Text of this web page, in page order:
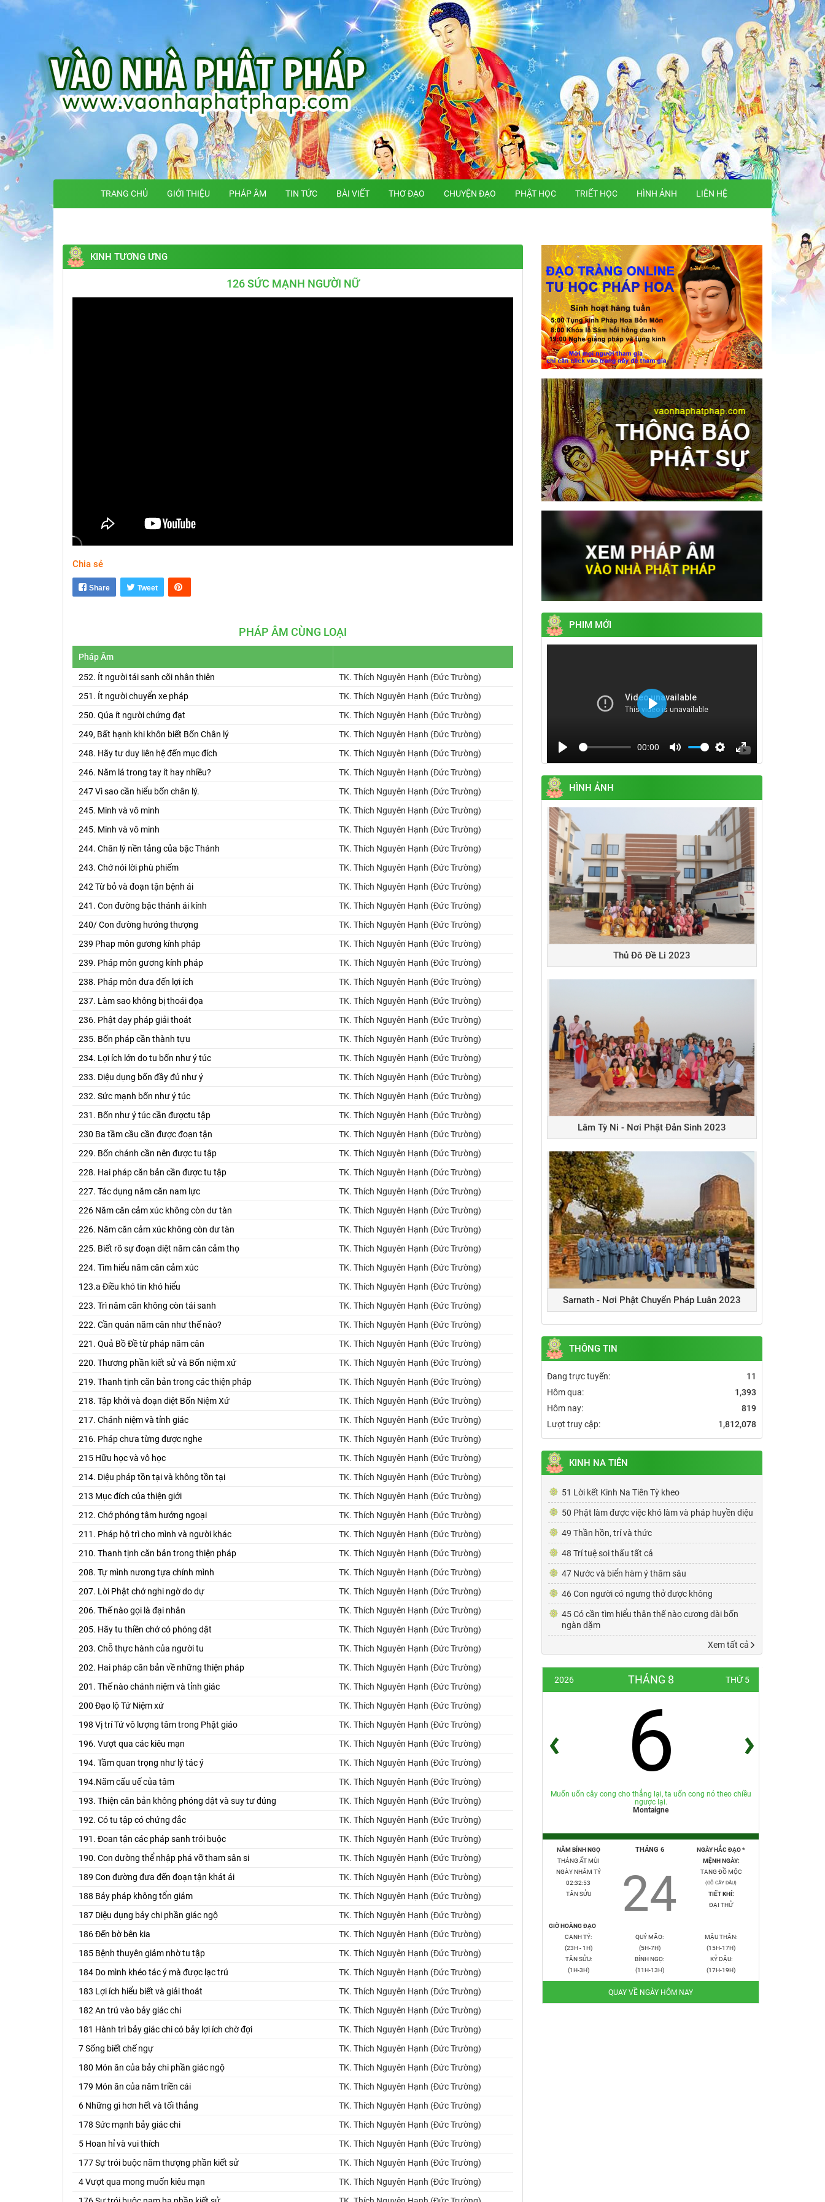
TRANG CHỦ GIỚI THIỆU PHÁP ÂM TIN TỨC BÀI VIẾT THƠ ĐẠO CHUYỆN ĐẠO PHẬT HỌC TRIẾT HỌC HÌNH ẢNH LIÊN HỆ
KINH TƯƠNG ƯNG
126 SỨC MẠNH NGƯỜI NỮ
Chia sẻ
Share Tweet
PHÁP ÂM CÙNG LOẠI
Pháp Âm
252. Ít người tái sanh cõi nhân thiên
TK. Thích Nguyên Hạnh (Đức Trường)
251. Ít người chuyển xe pháp
TK. Thích Nguyên Hạnh (Đức Trường)
250. Qúa ít người chứng đạt
TK. Thích Nguyên Hạnh (Đức Trường)
249, Bất hạnh khi khôn biết Bốn Chân lý
TK. Thích Nguyên Hạnh (Đức Trường)
248. Hãy tư duy liên hệ đến mục đích
TK. Thích Nguyên Hạnh (Đức Trường)
246. Năm lá trong tay ít hay nhiều?
TK. Thích Nguyên Hạnh (Đức Trường)
247 Vì sao cần hiểu bốn chân lý.
TK. Thích Nguyên Hạnh (Đức Trường)
245. Minh và vô minh
TK. Thích Nguyên Hạnh (Đức Trường)
245. Minh và vô minh
TK. Thích Nguyên Hạnh (Đức Trường)
244. Chân lý nền tảng của bậc Thánh
TK. Thích Nguyên Hạnh (Đức Trường)
243. Chớ nói lời phù phiếm
TK. Thích Nguyên Hạnh (Đức Trường)
242 Từ bỏ và đoạn tận bệnh ái
TK. Thích Nguyên Hạnh (Đức Trường)
241. Con đường bậc thánh ái kính
TK. Thích Nguyên Hạnh (Đức Trường)
240/ Con đường hướng thượng
TK. Thích Nguyên Hạnh (Đức Trường)
239 Phap môn gương kính pháp
TK. Thích Nguyên Hạnh (Đức Trường)
239. Pháp môn gương kính pháp
TK. Thích Nguyên Hạnh (Đức Trường)
238. Pháp môn đưa đến lợi ích
TK. Thích Nguyên Hạnh (Đức Trường)
237. Làm sao không bị thoái đọa
TK. Thích Nguyên Hạnh (Đức Trường)
236. Phật dạy pháp giải thoát
TK. Thích Nguyên Hạnh (Đức Trường)
235. Bốn pháp cần thành tựu
TK. Thích Nguyên Hạnh (Đức Trường)
234. Lợi ích lớn do tu bốn như ý túc
TK. Thích Nguyên Hạnh (Đức Trường)
233. Diệu dụng bốn đầy đủ như ý
TK. Thích Nguyên Hạnh (Đức Trường)
232. Sức mạnh bốn như ý túc
TK. Thích Nguyên Hạnh (Đức Trường)
231. Bốn như ý túc cần đượctu tập
TK. Thích Nguyên Hạnh (Đức Trường)
230 Ba tầm cầu cần được đoạn tận
TK. Thích Nguyên Hạnh (Đức Trường)
229. Bốn chánh cần nên được tu tập
TK. Thích Nguyên Hạnh (Đức Trường)
228. Hai pháp căn bản cần được tu tập
TK. Thích Nguyên Hạnh (Đức Trường)
227. Tác dụng năm căn nam lực
TK. Thích Nguyên Hạnh (Đức Trường)
226 Năm căn cảm xúc không còn dư tàn
TK. Thích Nguyên Hạnh (Đức Trường)
226. Năm căn cảm xúc không còn dư tàn
TK. Thích Nguyên Hạnh (Đức Trường)
225. Biết rõ sự đoạn diệt năm căn cảm thọ
TK. Thích Nguyên Hạnh (Đức Trường)
224. Tìm hiểu năm căn cảm xúc
TK. Thích Nguyên Hạnh (Đức Trường)
123.a Điều khó tin khó hiểu
TK. Thích Nguyên Hạnh (Đức Trường)
223. Trì năm căn không còn tái sanh
TK. Thích Nguyên Hạnh (Đức Trường)
222. Cần quán năm căn như thế nào?
TK. Thích Nguyên Hạnh (Đức Trường)
221. Quả Bồ Đề từ pháp năm căn
TK. Thích Nguyên Hạnh (Đức Trường)
220. Thương phần kiết sử và Bốn niệm xứ
TK. Thích Nguyên Hạnh (Đức Trường)
219. Thanh tịnh căn bản trong các thiện pháp
TK. Thích Nguyên Hạnh (Đức Trường)
218. Tập khởi và đoạn diệt Bốn Niệm Xứ
TK. Thích Nguyên Hạnh (Đức Trường)
217. Chánh niệm và tỉnh giác
TK. Thích Nguyên Hạnh (Đức Trường)
216. Pháp chưa từng được nghe
TK. Thích Nguyên Hạnh (Đức Trường)
215 Hữu học và vô học
TK. Thích Nguyên Hạnh (Đức Trường)
214. Diệu pháp tồn tại và không tồn tại
TK. Thích Nguyên Hạnh (Đức Trường)
213 Mục đích của thiện giới
TK. Thích Nguyên Hạnh (Đức Trường)
212. Chớ phóng tâm hướng ngoại
TK. Thích Nguyên Hạnh (Đức Trường)
211. Pháp hộ trì cho mình và người khác
TK. Thích Nguyên Hạnh (Đức Trường)
210. Thanh tịnh căn bản trong thiện pháp
TK. Thích Nguyên Hạnh (Đức Trường)
208. Tự mình nương tựa chính mình
TK. Thích Nguyên Hạnh (Đức Trường)
207. Lời Phật chớ nghi ngờ do dự
TK. Thích Nguyên Hạnh (Đức Trường)
206. Thế nào gọi là đại nhân
TK. Thích Nguyên Hạnh (Đức Trường)
205. Hãy tu thiền chớ có phóng dật
TK. Thích Nguyên Hạnh (Đức Trường)
203. Chỗ thực hành của người tu
TK. Thích Nguyên Hạnh (Đức Trường)
202. Hai pháp căn bản về những thiện pháp
TK. Thích Nguyên Hạnh (Đức Trường)
201. Thế nào chánh niệm và tỉnh giác
TK. Thích Nguyên Hạnh (Đức Trường)
200 Đạo lộ Tứ Niệm xứ
TK. Thích Nguyên Hạnh (Đức Trường)
198 Vị trí Tứ vô lượng tâm trong Phật giáo
TK. Thích Nguyên Hạnh (Đức Trường)
196. Vượt qua các kiêu mạn
TK. Thích Nguyên Hạnh (Đức Trường)
194. Tầm quan trọng như lý tác ý
TK. Thích Nguyên Hạnh (Đức Trường)
194.Năm cấu uế của tâm
TK. Thích Nguyên Hạnh (Đức Trường)
193. Thiện căn bản không phóng dật và suy tư đúng
TK. Thích Nguyên Hạnh (Đức Trường)
192. Có tu tập có chứng đắc
TK. Thích Nguyên Hạnh (Đức Trường)
191. Đoan tận các pháp sanh trói buộc
TK. Thích Nguyên Hạnh (Đức Trường)
190. Con dường thể nhập phá vỡ tham sân si
TK. Thích Nguyên Hạnh (Đức Trường)
189 Con đường đưa đến đoạn tận khát ái
TK. Thích Nguyên Hạnh (Đức Trường)
188 Bảy pháp không tổn giảm
TK. Thích Nguyên Hạnh (Đức Trường)
187 Diệu dụng bảy chi phần giác ngộ
TK. Thích Nguyên Hạnh (Đức Trường)
186 Đến bờ bên kia
TK. Thích Nguyên Hạnh (Đức Trường)
185 Bệnh thuyên giảm nhờ tu tập
TK. Thích Nguyên Hạnh (Đức Trường)
184 Do mình khéo tác ý mà được lạc trú
TK. Thích Nguyên Hạnh (Đức Trường)
183 Lợi ích hiểu biết và giải thoát
TK. Thích Nguyên Hạnh (Đức Trường)
182 An trú vào bảy giác chi
TK. Thích Nguyên Hạnh (Đức Trường)
181 Hành trì bảy giác chi có bảy lợi ích chờ đợi
TK. Thích Nguyên Hạnh (Đức Trường)
7 Sống biết chế ngự
TK. Thích Nguyên Hạnh (Đức Trường)
180 Món ăn của bảy chi phần giác ngộ
TK. Thích Nguyên Hạnh (Đức Trường)
179 Món ăn của năm triền cái
TK. Thích Nguyên Hạnh (Đức Trường)
6 Những gì hơn hết và tối thắng
TK. Thích Nguyên Hạnh (Đức Trường)
178 Sức mạnh bảy giác chi
TK. Thích Nguyên Hạnh (Đức Trường)
5 Hoan hỉ và vui thích
TK. Thích Nguyên Hạnh (Đức Trường)
177 Sự trói buộc năm thượng phần kiết sử
TK. Thích Nguyên Hạnh (Đức Trường)
4 Vượt qua mong muốn kiêu mạn
TK. Thích Nguyên Hạnh (Đức Trường)
PHIM MỚI
00:00
fullscreen
Play
HÌNH ẢNH
Thủ Đô Đề Li 2023
Lâm Tỳ Ni - Nơi Phật Đản Sinh 2023
Sarnath - Nơi Phật Chuyển Pháp Luân 2023
THÔNG TIN
Đang trực tuyến:
11
Hôm qua:
1,393
Hôm nay:
819
Lượt truy cập:
1,812,078
KINH NA TIÊN
51 Lời kết Kinh Na Tiên Tỳ kheo
50 Phật làm được việc khó làm và pháp huyền diệu
49 Thần hồn, trí và thức
48 Trí tuệ soi thấu tất cả
47 Nước và biển hàm ý thâm sâu
46 Con người có ngưng thở được không
45 Có cần tìm hiểu thân thế nào cương dài bốn
ngàn dặm
Xem tất cả
2026 THÁNG 8 THỨ 5
6
Muốn uốn cây cong cho thẳng lại, ta uốn cong nó theo chiều
ngược lại.
Montaigne
NĂM BÍNH NGỌ
THÁNG ẤT MÙI
NGÀY NHÂM TÝ
02:32:55
TÂN SỬU
THÁNG 6
24
NGÀY HẮC ĐẠO *
MỆNH NGÀY:
TANG ĐỒ MỘC
(GỖ CÂY DÂU)
TIẾT KHÍ:
ĐẠI THỬ
GIỜ HOÀNG ĐẠO
CANH TÝ:
(23H - 1H)
TÂN SỬU:
(1H-3H)
QUÝ MÃO:
(5H-7H)
BÍNH NGỌ:
(11H-13H)
MẬU THÂN:
(15H-17H)
KỶ DẬU:
(17H-19H)
QUAY VỀ NGÀY HÔM NAY